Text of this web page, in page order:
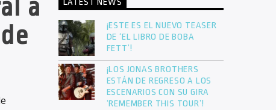
a
LATEST NEWS
¡ESTE ES EL NUEVO TEASER
DE ‘EL LIBRO DE BOBA
FETT’!
¡LOS JONAS BROTHERS
ESTÁN DE REGRESO A LOS
ESCENARIOS CON SU GIRA
‘REMEMBER THIS TOUR’!